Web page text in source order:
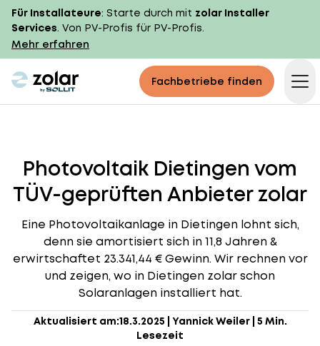
Für Installateure: Starte durch mit zolar Installer
Services. Von PV-Profis für PV-Profis.
Mehr erfahren
zolar logo Fachbetriebe finden
Photovoltaik Dietingen vom
TÜV-geprüften Anbieter zolar
Eine Photovoltaikanlage in Dietingen lohnt sich,
denn sie amortisiert sich in 11,8 Jahren &
erwirtschaftet 23.341,44 € Gewinn. Wir rechnen vor
und zeigen, wo in Dietingen zolar schon
Solaranlagen installiert hat.
Aktualisiert am:18.3.2025 Yannick Weiler| 5 Min.
Lesezeit